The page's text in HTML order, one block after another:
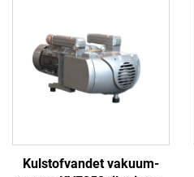
Kulstofvandet vakuum-